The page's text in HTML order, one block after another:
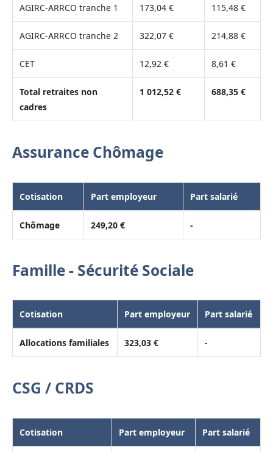
AGIRC-ARRCO tranche 1 173,04 € 115,48 €
AGIRC-ARRCO tranche 2 322,07 € 214,88 €
CET 12,92 € 8,61 €
Total retraites non
cadres
1 012,52 € 688,35 €
Assurance Chômage
Cotisation Part employeur Part salarié
Chômage 249,20 € -
Famille - Sécurité Sociale
Cotisation Part employeur Part salarié
Allocations familiales 323,03 € -
CSG / CRDS
Cotisation Part employeur Part salarié